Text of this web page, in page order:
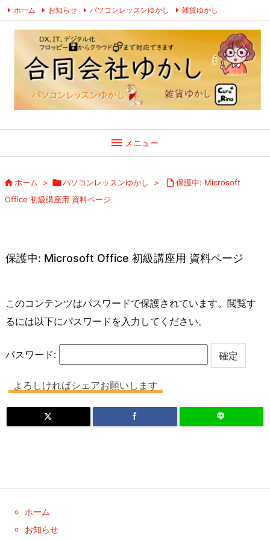
 メニュー
ホーム お知らせ パソコンレッスンゆかし 雑貨ゆかし
お問い合わせ プライバシーポリシー ・ 特定商取引法に関する表示
Facebook YouTube LINE
ホーム > パソコンレッスンゆかし >  保護中: Microsoft
Office 初級講座用 資料ページ
保護中: Microsoft Office 初級講座用 資料ページ
このコンテンツはパスワードで保護されています。閲覧す
るには以下にパスワードを入力してください。
パスワード:
よろしければシェアお願いします
ホーム
お知らせ